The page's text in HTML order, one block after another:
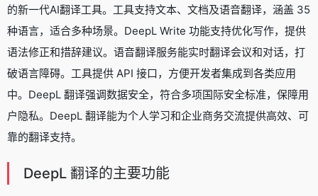
的新一代AI翻译工具。工具支持文本、文档及语音翻译，涵盖 35
种语言，适合多种场景。DeepL Write 功能支持优化写作，提供
语法修正和措辞建议。语音翻译服务能实时翻译会议和对话，打
破语言障碍。工具提供 API 接口，方便开发者集成到各类应用
中。DeepL 翻译强调数据安全，符合多项国际安全标准，保障用
户隐私。DeepL 翻译能为个人学习和企业商务交流提供高效、可
靠的翻译支持。
DeepL 翻译的主要功能